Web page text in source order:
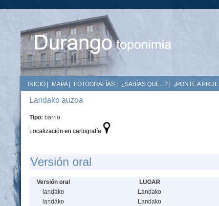
INICIO MAPA| FOTOGRAFÍAS ¿SABÍAS QUE...? ¡PONTE A
Landako auzoa
Tipo: barrio
Localización en cartografía
Versión oral
Versión oral
LUGAR
landáko
Landako
landáko
Landako